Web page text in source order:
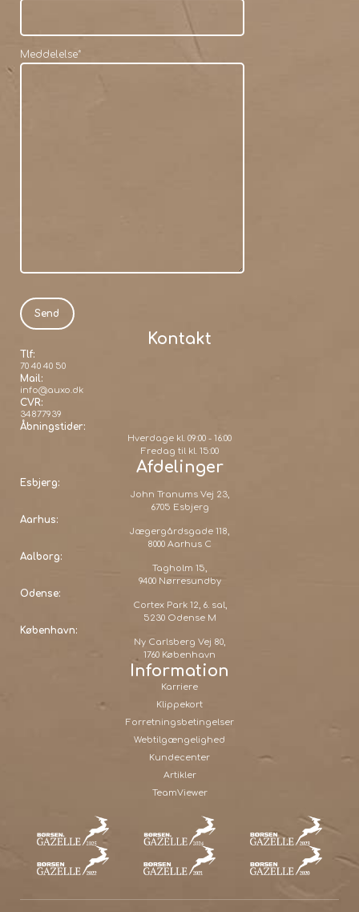
Meddelelse*
Kontakt
Tlf:
70 40 40 50
Mail:
info@auxo.dk
CVR:
34877939
Åbningstider:
Hverdage kl. 09:00 - 16:00
Fredag til kl. 15:00
Afdelinger
Esbjerg:
John Tranums Vej 23,
6705 Esbjerg
Aarhus:
Jægergårdsgade 118,
8000 Aarhus C
Aalborg:
Tagholm 15,
9400 Nørresundby
Odense:
Cortex Park 12, 6. sal,
5230 Odense M
København:
Ny Carlsberg Vej 80,
1760 København
Information
Karriere
Klippekort
Forretningsbetingelser
Webtilgængelighed
Kundecenter
Artikler
TeamViewer